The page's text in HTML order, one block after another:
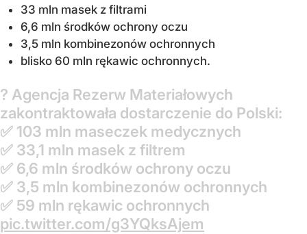
33 mln masek z filtrami
6,6 mln środków ochrony oczu
3,5 mln kombinezonów ochronnych
blisko 60 mln rękawic ochronnych.
? Agencja Rezerw Materiałowych
zakontraktowała dostarczenie do Polski:
✅ 103 mln maseczek medycznych
✅ 33,1 mln masek z filtrem
✅ 6,6 mln środków ochrony oczu
✅ 3,5 mln kombinezonów ochronnych
✅ 59 mln rękawic ochronnych
pic.twitter.com/g3YQksAjem